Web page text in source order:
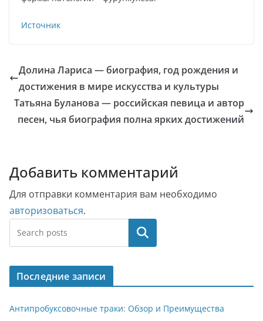
Источник
Долина Лариса — биография, год рождения и
достижения в мире искусства и культуры
Татьяна Буланова — российская певица и автор
песен, чья биография полна ярких достижений
Добавить комментарий
Для отправки комментария вам необходимо
авторизоваться.
Поиск
Последние записи
Антипробуксовочные траки: Обзор и Преимущества